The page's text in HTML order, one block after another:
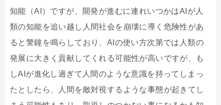
知能（AI）ですが、開発が進むに連れいつかはAIが人
類の知能を追い越し人間社会を崩壊に導く危険性があ
ると警鐘を鳴らしており、AIの使い方次第では人類の
発展に大きく貢献してくれる可能性が高いですが、も
しAIが進化し過ぎて人間のような意識を持ってしまっ
たとしたら、人間を敵対視するような事態が起きてし